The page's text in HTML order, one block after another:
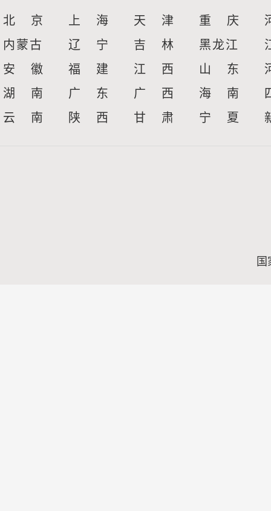
北 京 上 海 天 津 重 庆
内蒙古
辽 宁 吉 林 黑龙江
安 徽
福 建 江 西 山 东
湖 南
广 东 广 西 海 南
云 南
陕 西 甘 肃 宁 夏